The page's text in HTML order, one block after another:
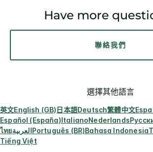
Have more
聯絡我們
選擇其他語言
英文English (GB)日本語Deutsch繁體中文
Español (España)ItalianoNederlands
ไทยالعربيةPortuguês (BR)Bahasa Indonesia
Tiếng Việt